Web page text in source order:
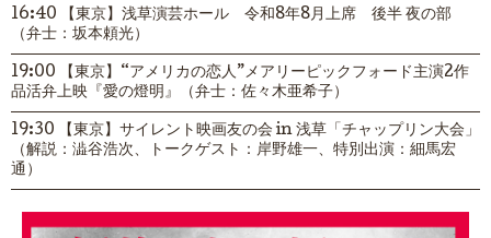
16:40 【東京】浅草演芸ホール 令和8年8月上席 後半 夜の部
（弁士：坂本頼光）
19:00 【東京】“アメリカの恋人”メアリーピックフォード主演2作
品活弁上映『愛の燈明』（弁士：佐々木亜希子）
19:30 【東京】サイレント映画友の会 in 浅草「チャップリン大会」
（解説：澁谷浩次、トークゲスト：岸野雄一、特別出演：細馬宏
通）